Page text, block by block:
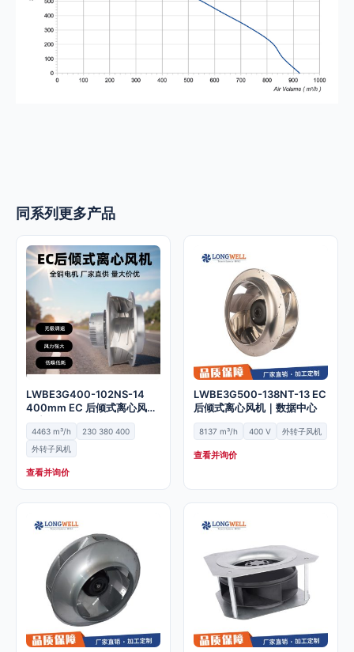
同系列更多产品
LWBE3G400-102NS-14
400mm EC 后倾式离心风机
｜空气净化器
4463 m³/h
230 380 400
外转子风机
查看并询价
LWBE3G500-138NT-13 EC
后倾式离心风机｜数据中心
8137 m³/h 400 V 外转子风机
查看并询价